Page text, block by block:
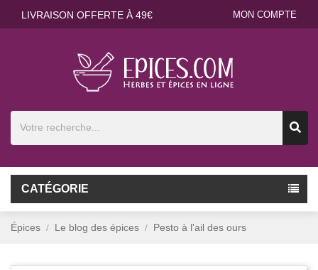
LIVRAISON OFFERTE À 49€ MON COMPTE
CATÉGORIE
Épices Le blog des épices Pesto à l'ail des ours